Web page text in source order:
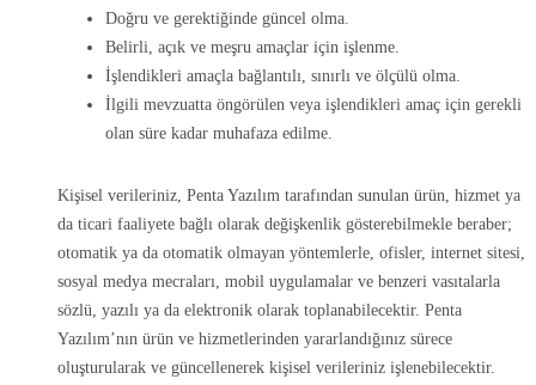
Doğru ve gerektiğinde güncel olma.
Belirli, açık ve meşru amaçlar için işlenme.
İşlendikleri amaçla bağlantılı, sınırlı ve ölçülü olma.
İlgili mevzuatta öngörülen veya işlendikleri amaç için gerekli
olan süre kadar muhafaza edilme.
Kişisel verileriniz, Penta Yazılım tarafından sunulan ürün, hizmet ya
da ticari faaliyete bağlı olarak değişkenlik gösterebilmekle beraber;
otomatik ya da otomatik olmayan yöntemlerle, ofisler, internet sitesi,
sosyal medya mecraları, mobil uygulamalar ve benzeri vasıtalarla
sözlü, yazılı ya da elektronik olarak toplanabilecektir. Penta
Yazılım’nın ürün ve hizmetlerinden yararlandığınız sürece
oluşturularak ve güncellenerek kişisel verileriniz işlenebilecektir.